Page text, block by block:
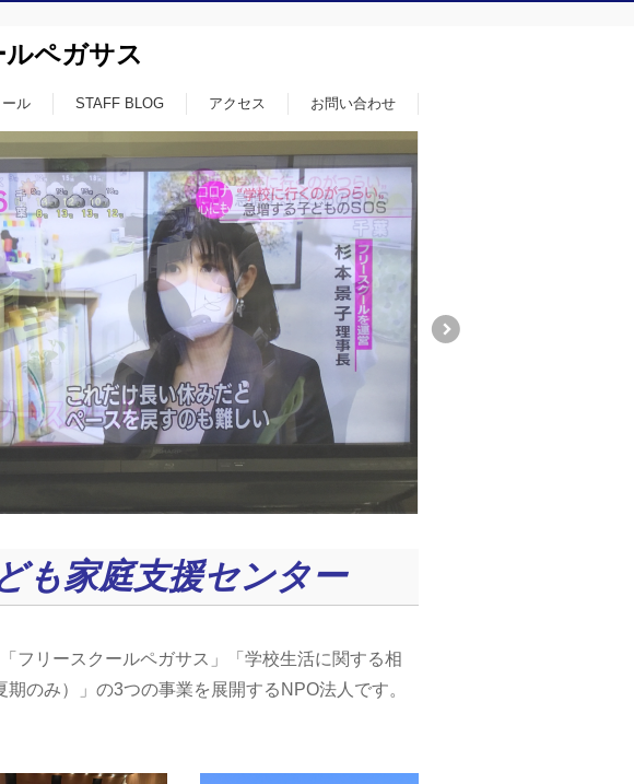
ペガサス
ル STAFF BLOG アクセス お問い合わせ
も家庭支援センター
フリースクールペガサス」「学校生活に関する相
のみ）」の3つの事業を展開するNPO法人です。